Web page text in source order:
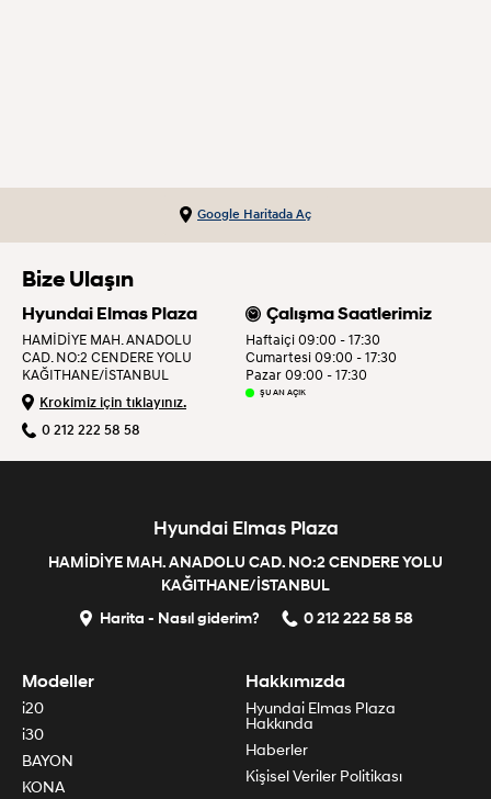
Google Haritada Aç
Bize Ulaşın
Hyundai Elmas Plaza
HAMİDİYE MAH. ANADOLU
CAD. NO:2 CENDERE YOLU
KAĞITHANE/İSTANBUL
Krokimiz için tıklayınız.
0 212 222 58 58
Çalışma Saatlerimiz
Haftaiçi 09:00 - 17:30
Cumartesi 09:00 - 17:30
Pazar 09:00 - 17:30
ŞU AN AÇIK
Hyundai Elmas Plaza
HAMİDİYE MAH. ANADOLU CAD. NO:2 CENDERE YOLU
KAĞITHANE/İSTANBUL
Harita - Nasıl giderim?
0 212 222 58 58
Modeller
i20
i30
BAYON
KONA
Hakkımızda
Hyundai Elmas Plaza
Hakkında
Haberler
Kişisel Veriler Politikası